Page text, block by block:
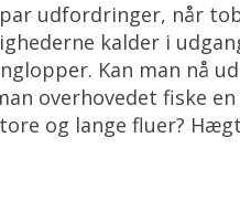
udfordringer, når
kalder i
Kan man nå
overhovedet fiske
og lange fluer?